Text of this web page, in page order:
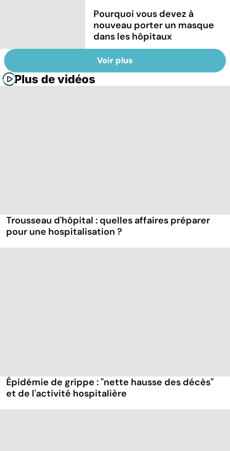
Pourquoi vous devez à
nouveau porter un masque
dans les hôpitaux
Voir plus
Plus de vidéos
Trousseau d'hôpital : quelles affaires préparer
pour une hospitalisation ?
Épidémie de grippe : "nette hausse des décès"
et de l'activité hospitalière